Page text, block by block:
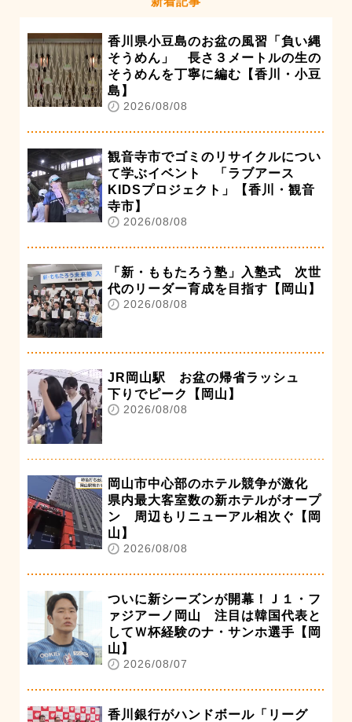
香川県小豆島のお盆の風習「負い縄
そうめん」 長さ３メートルの生の
そうめんを丁寧に編む【香川・小豆
島】
2026/08/08
観音寺市でゴミのリサイクルについ
て学ぶイベント 「ラブアース
KIDSプロジェクト」【香川・観音
寺市】
2026/08/08
「新・ももたろう塾」入塾式 次世
代のリーダー育成を目指す【岡山】
2026/08/08
JR岡山駅 お盆の帰省ラッシュ
下りでピーク【岡山】
2026/08/08
岡山市中心部のホテル競争が激化
県内最大客室数の新ホテルがオープ
ン 周辺もリニューアル相次ぐ【岡
山】
2026/08/08
ついに新シーズンが開幕！Ｊ１・フ
ァジアーノ岡山 注目は韓国代表と
してＷ杯経験のナ・サンホ選手【岡
山】
2026/08/07
香川銀行がハンドボール「リーグ